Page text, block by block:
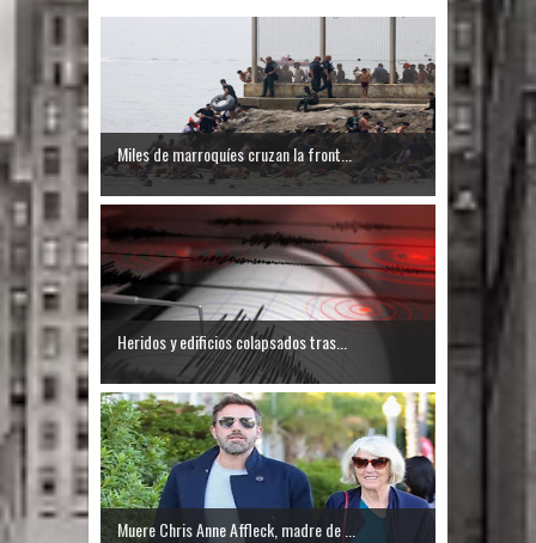
domingo una dirección de hombres
Miles de marroquíes cruzan la front...
Heridos y edificios colapsados tras...
Muere Chris Anne Affleck, madre de ...